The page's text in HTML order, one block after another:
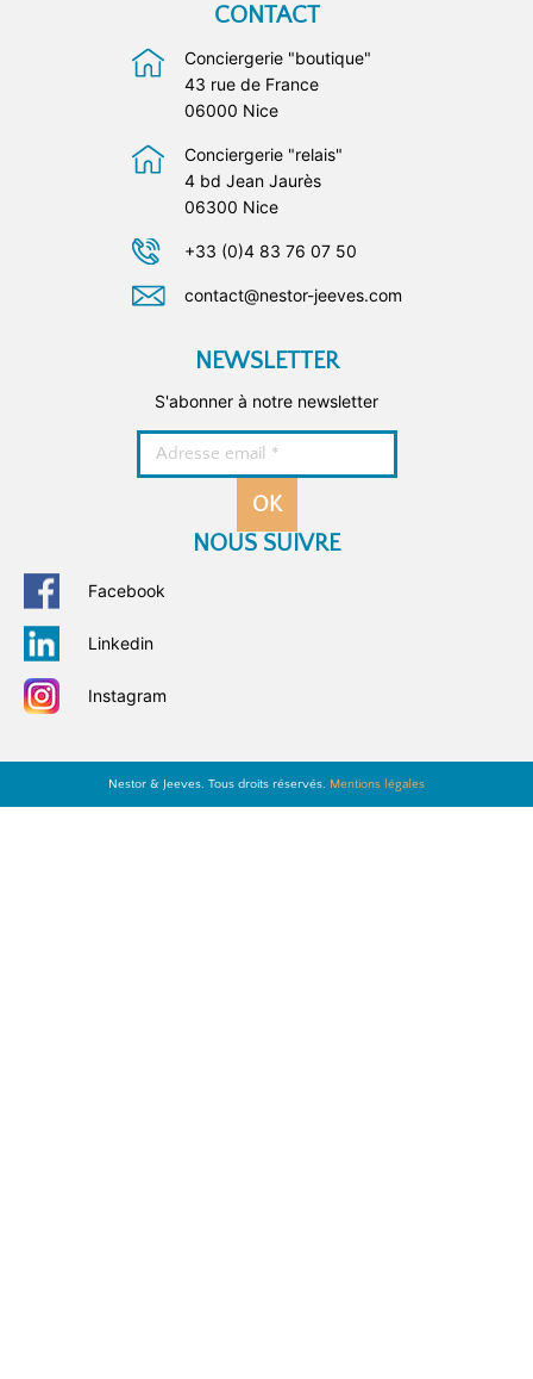
CONTACT
Conciergerie "boutique"
43 rue de France
06000 Nice
Conciergerie "relais"
4 bd Jean Jaurès
06300 Nice
+33 (0)4 83 76 07 50
contact@nestor-jeeves.com
NEWSLETTER
S'abonner à notre newsletter
OK
NOUS SUIVRE
Facebook
Linkedin
Instagram
Nestor & Jeeves. Tous droits réservés. Mentions légales